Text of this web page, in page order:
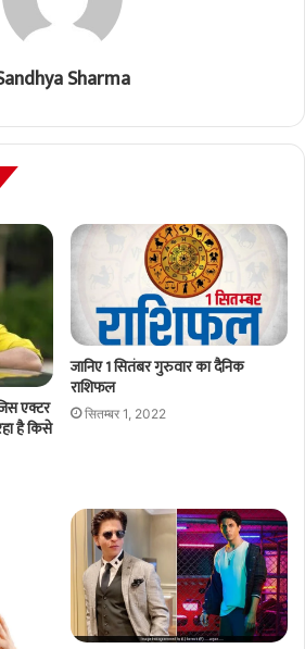
Sharma
एक्टर
है किसे
जानिए 1 सितंबर गुरुवार का दैनिक
राशिफल
सितम्बर 1, 2022